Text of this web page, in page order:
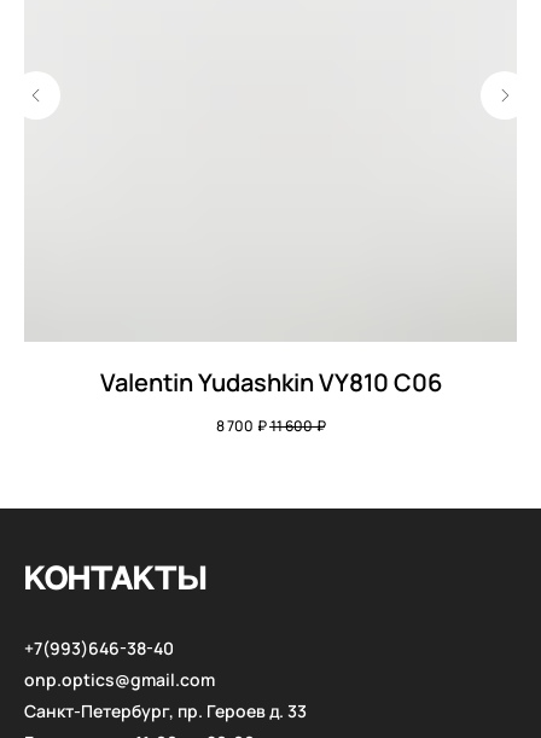
Valentin Yudashkin VY810 C06
8 700 ₽11 600₽
КОНТАКТЫ
+7(993)646-38-40
onp.optics@gmail.com
Санкт-Петербург, пр. Героев д. 33